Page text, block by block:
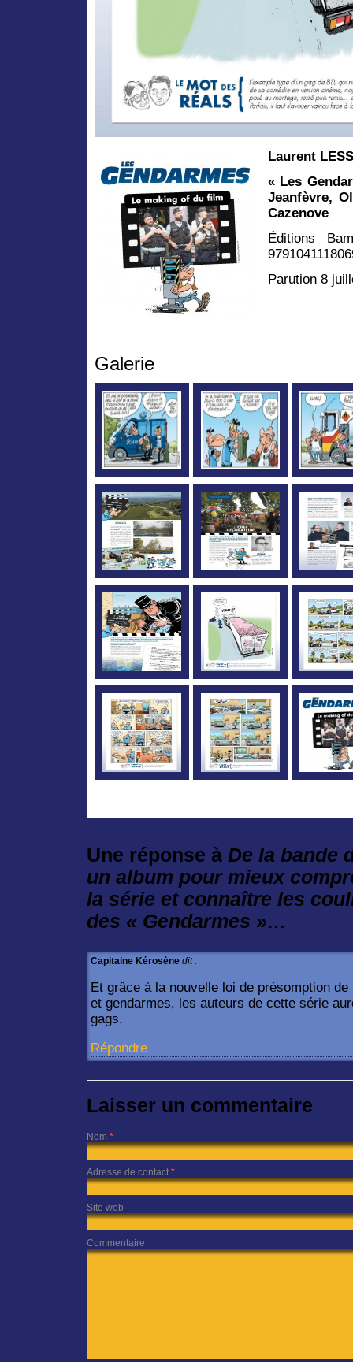
Laurent
« Les
Jeanfèvre,
Cazenove
Éditions
Parution 8
Galerie
Une réponse à De la bande
un album pour mieux
la série et connaître les
des « Gendarmes »…
Capitaine Kérosène dit :
Et grâce à la nouvelle loi de présomption
et gendarmes, les auteurs de cette série
gags.
Répondre
Laisser un commentaire
Nom *
Adresse de contact *
Site web
Commentaire